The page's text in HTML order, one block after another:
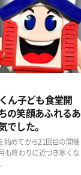
ん子ども食堂開
の笑顔あふれるあ
でした。
始めてから21回目の開催
も終わりに近づき寒くな